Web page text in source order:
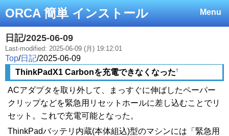
Menu
ORCA 簡単 インストール
日記/2025-06-09
Last-modified: 2025-06-09 (月) 19:12:01
Top/日記/2025-06-09
ThinkPadX1 Carbonを充電できなくなった†
ACアダプタを取り外して、まっすぐに伸ばしたペーパー
クリップなどを緊急用リセットホールに差し込むことでリ
セット。これで充電可能となった。
ThinkPadバッテリ内蔵(本体組込)型のマシンには「緊急用